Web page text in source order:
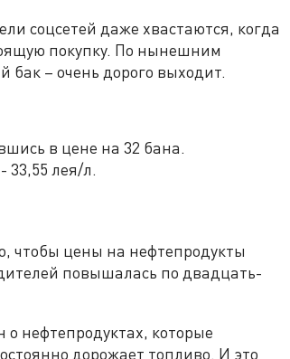
соцсетей даже хвастаются, когда
покупку. По нынешним
бак – очень дорого выходит.
в цене на 32 бана.
33,55 лея/л.
чтобы цены на нефтепродукты
повышалась по двадцать-
о нефтепродуктах, которые
дорожает топливо. И это